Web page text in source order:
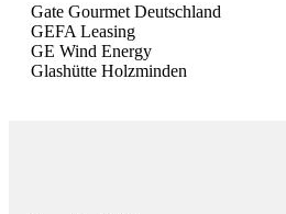
Gate Gourmet Deutschland
GEFA Leasing
GE Wind Energy
Glashütte Holzminden